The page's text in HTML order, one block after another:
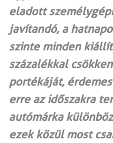
eladott
javítandó, a
szinte minden
százalékkal
portékáját,
erre az időszakra
autómárka
ezek közül most